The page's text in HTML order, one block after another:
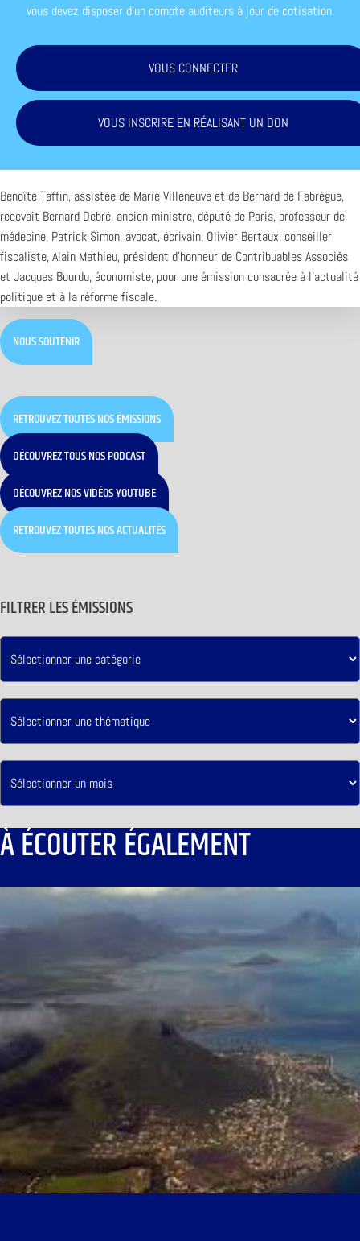
vous devez disposer d'un compte auditeurs à jour de cotisation.
VOUS CONNECTER
VOUS INSCRIRE EN RÉALISANT UN DON
Benoîte Taffin, assistée de Marie Villeneuve et de Bernard de Fabrègue,
recevait Bernard Debré, ancien ministre, député de Paris, professeur de
médecine, Patrick Simon, avocat, écrivain, Olivier Bertaux, conseiller
fiscaliste, Alain Mathieu, président d’honneur de Contribuables Associés
et Jacques Bourdu, économiste, pour une émission consacrée à l’actualité
politique et à la réforme fiscale.
NOUS SOUTENIR
RETROUVEZ TOUTES NOS ÉMISSIONS
DÉCOUVREZ TOUS NOS PODCAST
DÉCOUVREZ NOS VIDÉOS YOUTUBE
RETROUVEZ TOUTES NOS ACTUALITÉS
FILTRER LES ÉMISSIONS
À ÉCOUTER ÉGALEMENT